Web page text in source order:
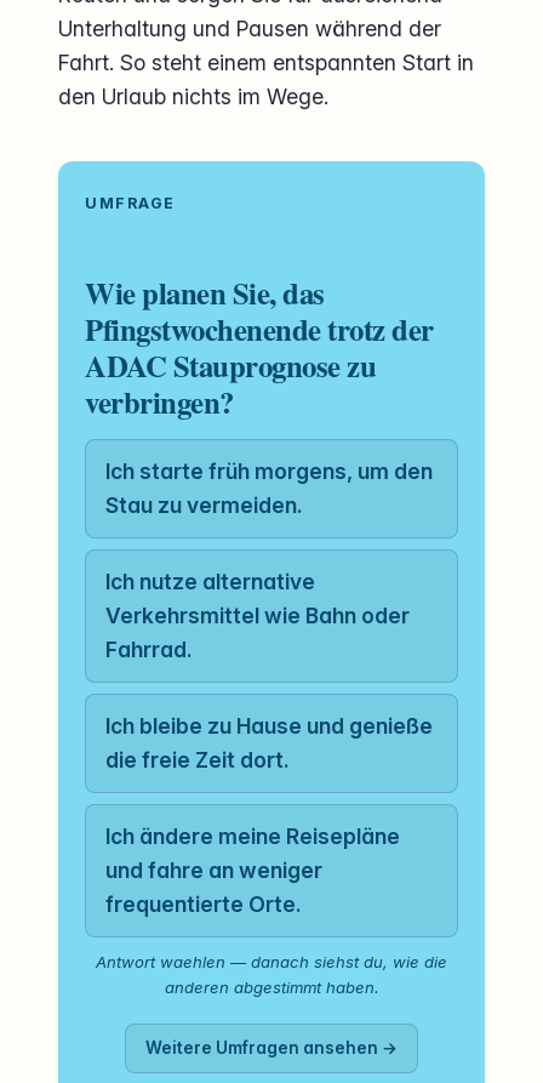
Unterhaltung und Pausen während der
Fahrt. So steht einem entspannten Start in
den Urlaub nichts im Wege.
UMFRAGE
Wie planen Sie, das
Pfingstwochenende trotz der
ADAC Stauprognose zu
verbringen?
Ich starte früh morgens, um den
Stau zu vermeiden.
Ich nutze alternative
Verkehrsmittel wie Bahn oder
Fahrrad.
Ich bleibe zu Hause und genieße
die freie Zeit dort.
Ich ändere meine Reisepläne
und fahre an weniger
frequentierte Orte.
Antwort waehlen — danach siehst du, wie die
anderen abgestimmt haben.
Weitere Umfragen ansehen →